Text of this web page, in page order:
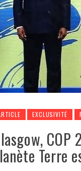
EXCLUSIVITÉ
COP
Terre